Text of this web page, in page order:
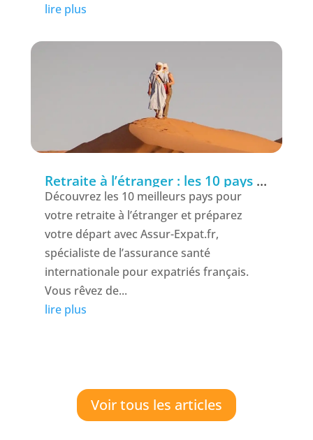
lire plus
Retraite à l’étranger : les 10 pays les plus attractifs pour les Français en 2025
Découvrez les 10 meilleurs pays pour
votre retraite à l’étranger et préparez
votre départ avec Assur-Expat.fr,
spécialiste de l’assurance santé
internationale pour expatriés français.
Vous rêvez de...
lire plus
Voir tous les articles